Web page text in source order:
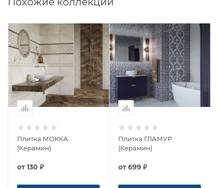
Плитка МОККА
(Керамин)
от130 ₽
Плитка ГЛАМУР
(Керамин)
от699 ₽